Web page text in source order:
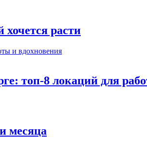
расти
топ-8 локаций для
месяца